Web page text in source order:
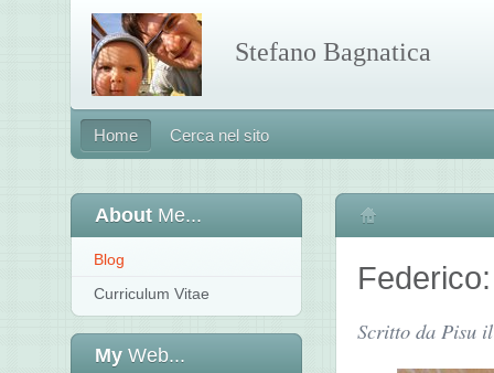
Stefano Bagnatica
Home Cerca nel sito
Scritto da Pisu
About Me...
Blog
Curriculum Vitae
My Web...